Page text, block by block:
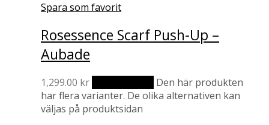
Spara som favorit
Rosessence Scarf Push-Up –
Aubade
1,299.00 kr
Den här produkten
har flera varianter. De olika alternativen kan
väljas på produktsidan